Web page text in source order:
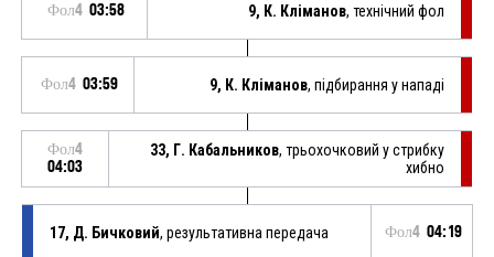
Фол4 03:58 9, К. Кліманов, технічний фол
Фол4 03:59 9, К. Кліманов, підбирання у нападі
Фол4
04:03
33, Г. Кабальников, трьохочковий у стрибку
хибно
17, Д. Бичковий, результативна передача Фол4 04:19